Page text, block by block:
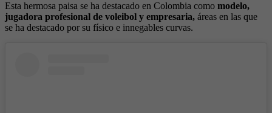
Esta hermosa paisa se ha destacado en Colombia como modelo,
jugadora profesional de voleibol y empresaria, áreas en las que
se ha destacado por su físico e innegables curvas.